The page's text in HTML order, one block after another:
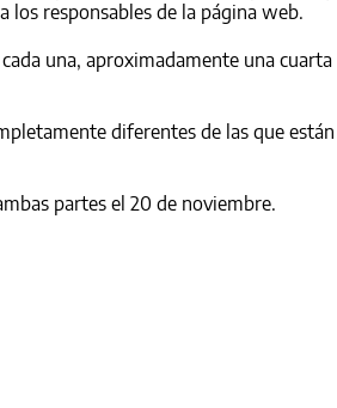
los responsables de la página web.
una, aproximadamente una
diferentes de las que
partes el 20 de noviembre.